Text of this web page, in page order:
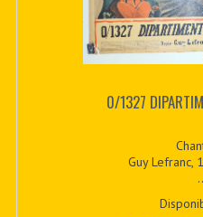
0/1327
Guy Lefranc,